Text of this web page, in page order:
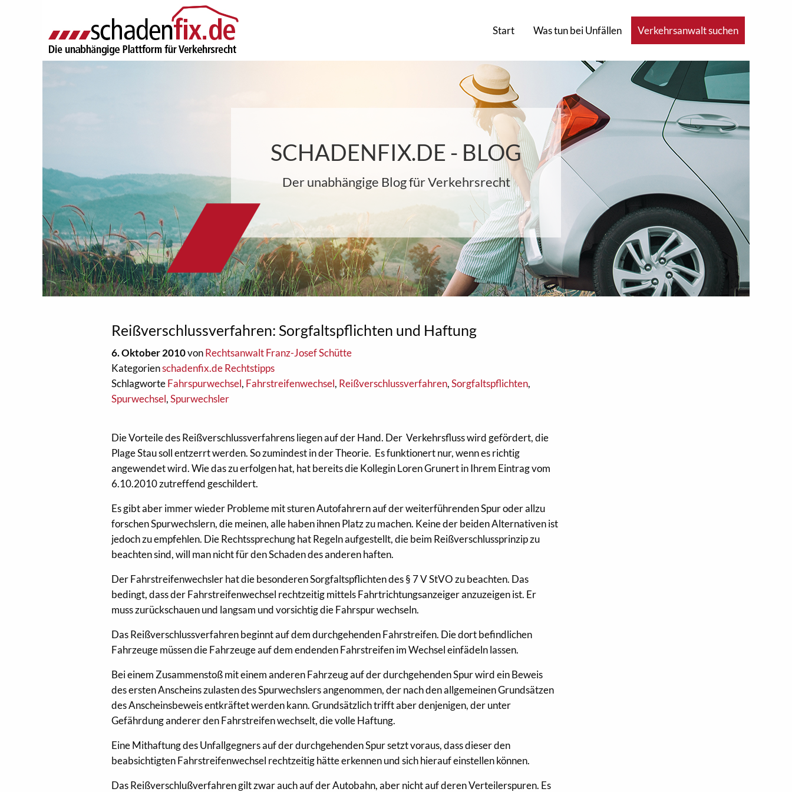
Start Was tun bei Unfällen Verkehrsanwalt suchen
SCHADENFIX.DE - BLOG
Der unabhängige Blog für Verkehrsrecht
Reißverschlussverfahren: Sorgfaltspflichten und Haftung
6. Oktober 2010vonRechtsanwalt Franz-Josef Schütte
Kategorienschadenfix.de Rechtstipps
SchlagworteFahrspurwechsel, Fahrstreifenwechsel, Reißverschlussverfahren,Sorgfaltspflichten,
Spurwechsel,Spurwechsler
Die Vorteile des Reißverschlussverfahrens liegen auf der Hand. Der Verkehrsfluss wird gefördert, die
Plage Stau soll entzerrt werden. So zumindest in der Theorie. Es funktionert nur, wenn es richtig
angewendet wird. Wie das zu erfolgen hat, hat bereits die Kollegin Loren Grunert in Ihrem Eintrag vom
6.10.2010 zutreffend geschildert.
Es gibt aber immer wieder Probleme mit sturen Autofahrern auf der weiterführenden Spur oder allzu
forschen Spurwechslern, die meinen, alle haben ihnen Platz zu machen. Keine der beiden Alternativen ist
jedoch zu empfehlen. Die Rechtssprechung hat Regeln aufgestellt, die beim Reißverschlussprinzip zu
beachten sind, will man nicht für den Schaden des anderen haften.
Der Fahrstreifenwechsler hat die besonderen Sorgfaltspflichten des § 7 V StVO zu beachten. Das
bedingt, dass der Fahrstreifenwechsel rechtzeitig mittels Fahrtrichtungsanzeiger anzuzeigen ist. Er
muss zurückschauen und langsam und vorsichtig die Fahrspur wechseln.
Das Reißverschlussverfahren beginnt auf dem durchgehenden Fahrstreifen. Die dort befindlichen
Fahrzeuge müssen die Fahrzeuge auf dem endenden Fahrstreifen im Wechsel einfädeln lassen.
Bei einem Zusammenstoß mit einem anderen Fahrzeug auf der durchgehenden Spur wird ein Beweis
des ersten Anscheins zulasten des Spurwechslers angenommen, der nach den allgemeinen Grundsätzen
des Anscheinsbeweis entkräftet werden kann. Grundsätzlich trifft aber denjenigen, der unter
Gefährdung anderer den Fahrstreifen wechselt, die volle Haftung.
Eine Mithaftung des Unfallgegners auf der durchgehenden Spur setzt voraus, dass dieser den
beabsichtigten Fahrstreifenwechsel rechtzeitig hätte erkennen und sich hierauf einstellen können.
Das Reißverschlußverfahren gilt zwar auch auf der Autobahn, aber nicht auf deren Verteilerspuren. Es